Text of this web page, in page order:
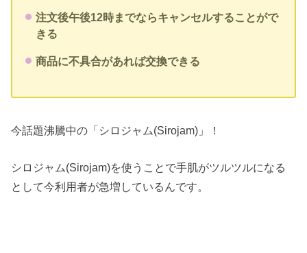
注文後午後12時までならキャンセルすることがで
きる
商品に不具合があれば交換できる
今話題沸騰中の「シロジャム(Sirojam)」！
シロジャム(Sirojam)を使うことで手肌がツルツルになる
として今利用者が急増しているんです。